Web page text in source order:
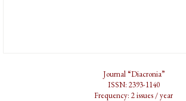
Journal “Diacronia”
ISSN: 2393-1140
Frequency: 2 issues / year